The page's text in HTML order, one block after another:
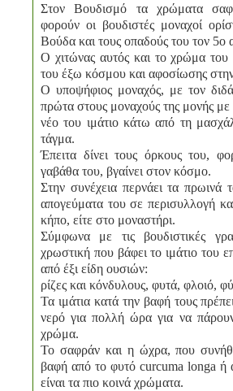
Στον Βουδισμό τα χρώματα
φορούν οι βουδιστές μοναχοί
Βούδα και τους οπαδούς του τον 5ο
Ο χιτώνας αυτός και το χρώμα του
του έξω κόσμου και αφοσίωσης
Ο υποψήφιος μοναχός, με τον
πρώτα στους μοναχούς της μονής
νέο του ιμάτιο κάτω από τη
τάγμα.
Έπειτα δίνει τους όρκους του,
γαβάθα του, βγαίνει στον κόσμο.
Στην συνέχεια περνάει τα πρωινά
απογεύματα του σε περισυλλογή
κήπο, είτε στο μοναστήρι.
Σύμφωνα με τις βουδιστικές
χρωστική που βάφει το ιμάτιο του
από έξι είδη ουσιών:
ρίζες και κόνδυλους, φυτά, φλοιό,
Τα ιμάτια κατά την βαφή τους
νερό για πολλή ώρα για να
χρώμα.
Το σαφράν και η ώχρα, που
βαφή από το φυτό curcuma longa ή
είναι τα πιο κοινά χρώματα.